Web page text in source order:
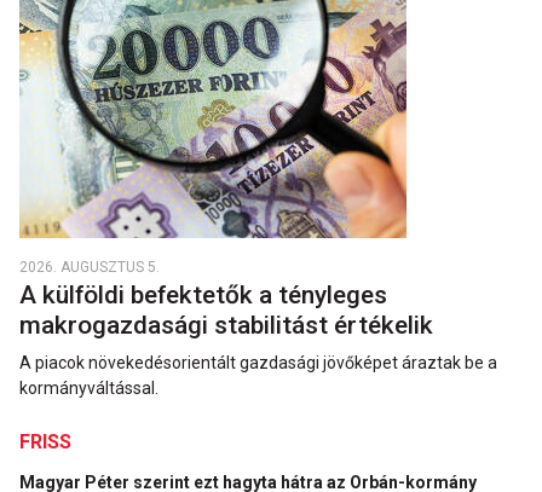
2026. AUGUSZTUS 5.
A külföldi befektetők a tényleges
makrogazdasági stabilitást értékelik
A piacok növekedésorientált gazdasági jövőképet áraztak be a
kormányváltással.
FRISS
Magyar Péter szerint ezt hagyta hátra az Orbán-kormány